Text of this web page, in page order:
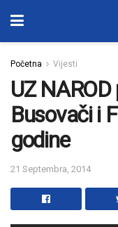
Početna Vijesti
UZ
Busovači i
godine
21 Septembra, 2014